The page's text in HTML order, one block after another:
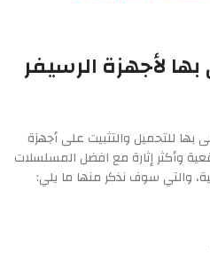
لأجهزة الرسيفر
بها للتحميل والتثبيت على أجهزة
وأكثر إثارة مع افضل المسلسلات
والتي سوف نذكر منها ما يلي: